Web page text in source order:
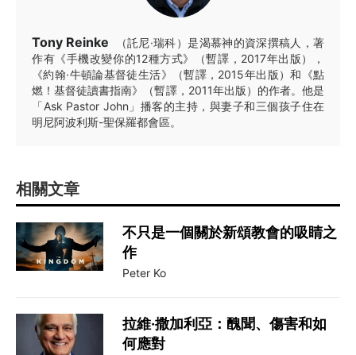
Tony Reinke
（託尼·瑞科）是渴慕神的資深撰稿人，著
作有《手機改變你的12種方式》（暫譯，2017年出版），
《約翰·牛頓論基督徒生活》（暫譯，2015年出版）和《點
燃！基督徒讀書指南》（暫譯，2011年出版）的作者。他是
「Ask Pastor John」播客的主持，與妻子和三個孩子住在
明尼阿波利斯-聖保羅都會區。
相關文章
不只是一個關於新頌教會的吸睛之
作
Peter Ko
拉維·撒加利亞：醜聞、傷害和如
何應對